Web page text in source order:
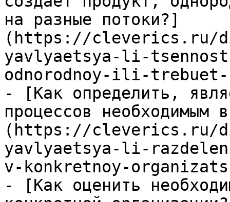
на разные потоки?]
(https://cleverics.ru/
yavlyaetsya-li-
odnorodnoy-ili-
- [Как определить,
процессов необходимым
(https://cleverics.ru/
yavlyaetsya-li-
v-konkretnoy-
- [Как оценить